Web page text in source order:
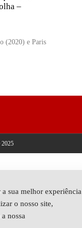
–
(2020) e Paris
2025
sua melhor experiência
o nosso site,
nossa